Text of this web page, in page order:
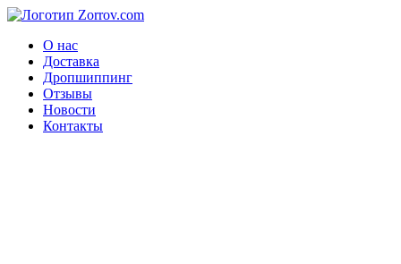
О нас
Доставка
Дропшиппинг
Отзывы
Новости
Контакты